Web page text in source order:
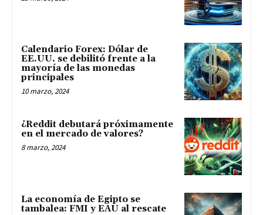
Calendario Forex: Dólar de
EE.UU. se debilitó frente a la
mayoría de las monedas
principales
10 marzo, 2024
¿Reddit debutará próximamente
en el mercado de valores?
8 marzo, 2024
La economía de Egipto se
tambalea: FMI y EAU al rescate